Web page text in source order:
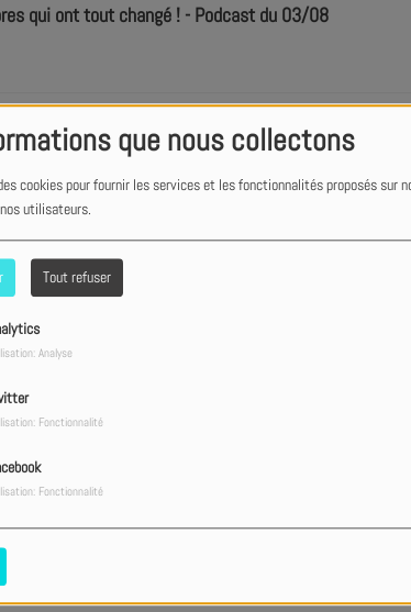
que nous collectons
cookies pour fournir les services et les fonctionnalités proposés sur
utilisateurs.
Tout refuser
Analyse
Fonctionnalité
Fonctionnalité
qui ont tout changé ! - Podcast du 03/08
Réunion ! - Podcast du 27/07
tout prix ? - Podcast du 20/07
pour plaire ? - Podcast du 06/07
22/06
! - Podcast du 08/06